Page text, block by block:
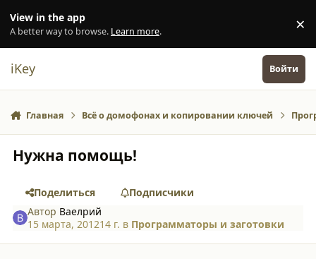
View in the app
A better way to browse. Learn more. ×
iKey Войти
Главная Всё о домофонах и копировании ключей
Нужна помощь!
Поделиться
Подписчики
Автор Ваелрий
15 марта, 201214 г. в Программаторы и заготовки